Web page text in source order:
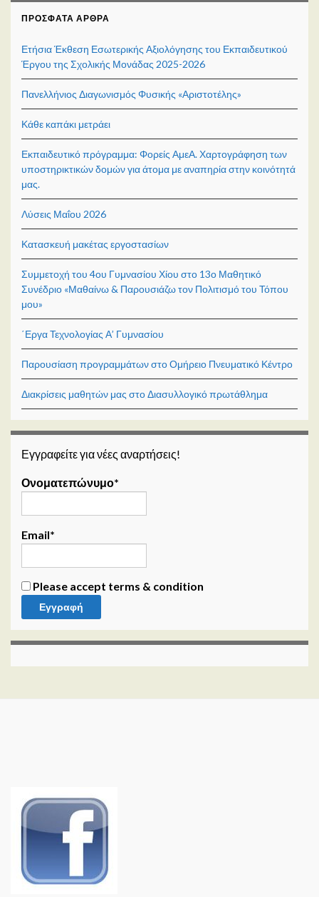
ΠΡΌΣΦΑΤΑ ΆΡΘΡΑ
Ετήσια Έκθεση Εσωτερικής Αξιολόγησης του Εκπαιδευτικού
Έργου της Σχολικής Μονάδας 2025-2026
Πανελλήνιος Διαγωνισμός Φυσικής «Αριστοτέλης»
Κάθε καπάκι μετράει
Εκπαιδευτικό πρόγραμμα: Φορείς ΑμεΑ. Χαρτογράφηση των
υποστηρικτικών δομών για άτομα με αναπηρία στην κοινότητά
μας.
Λύσεις Μαΐου 2026
Κατασκευή μακέτας εργοστασίων
Συμμετοχή του 4ου Γυμνασίου Χίου στο 13ο Μαθητικό
Συνέδριο «Μαθαίνω & Παρουσιάζω τον Πολιτισμό του Τόπου
μου»
΄Εργα Τεχνολογίας Α’ Γυμνασίου
Παρουσίαση προγραμμάτων στο Ομήρειο Πνευματικό Κέντρο
Διακρίσεις μαθητών μας στο Διασυλλογικό πρωτάθλημα
Εγγραφείτε για νέες αναρτήσεις!
Ονοματεπώνυμο*
Email*
Please accept terms & condition